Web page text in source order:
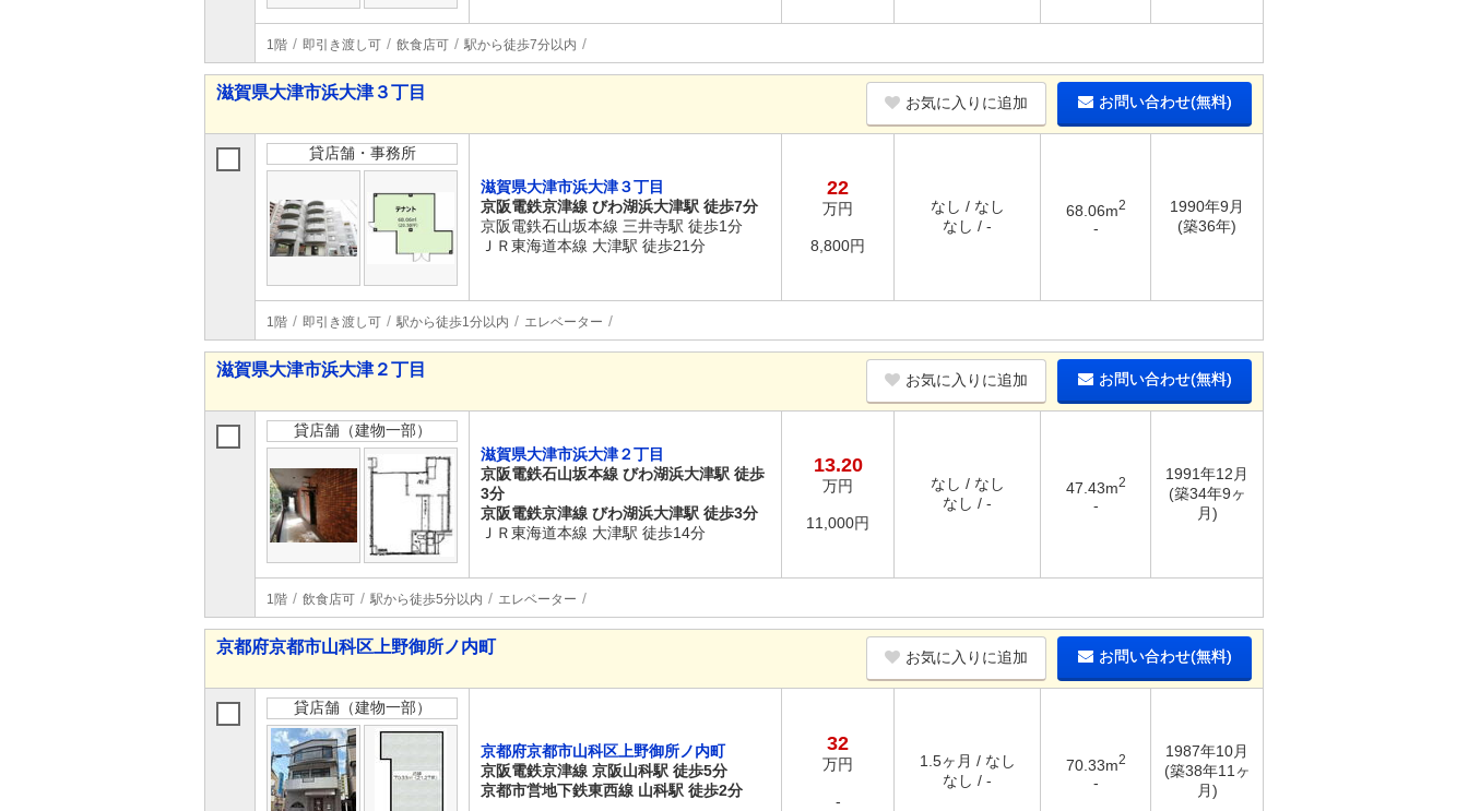
1階 即引き渡し可 飲食店可 駅から徒歩7分以内
滋賀県大津市浜大津３丁目
お気に入りに追加 お問い合わせ(無料)
貸店舗・事務所
滋賀県大津市浜大津３丁目
京阪電鉄京津線 びわ湖浜大津駅 徒歩7分
京阪電鉄石山坂本線 三井寺駅 徒歩1分
ＪＲ東海道本線 大津駅 徒歩21分
22
万円
8,800円
なし / なし
なし / -
68.06m2
-
1990年9月
(築36年)
1階 即引き渡し可 駅から徒歩1分以内 エレベーター
滋賀県大津市浜大津２丁目
お気に入りに追加 お問い合わせ(無料)
貸店舗（建物一部）
滋賀県大津市浜大津２丁目
京阪電鉄石山坂本線 びわ湖浜大津駅 徒歩
3分
京阪電鉄京津線 びわ湖浜大津駅 徒歩3分
ＪＲ東海道本線 大津駅 徒歩14分
13.20
万円
11,000円
なし / なし
なし / -
47.43m2
-
1991年12月
(築34年9ヶ
月)
1階 飲食店可 駅から徒歩5分以内 エレベーター
京都府京都市山科区上野御所ノ内町
お気に入りに追加 お問い合わせ(無料)
貸店舗（建物一部）
京都府京都市山科区上野御所ノ内町
京阪電鉄京津線 京阪山科駅 徒歩5分
京都市営地下鉄東西線 山科駅 徒歩2分
32
万円
-
1.5ヶ月 / なし
なし / -
70.33m2
-
1987年10月
(築38年11ヶ
月)